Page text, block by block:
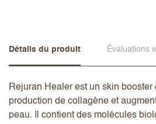
Détails du produit Évaluations
Rejuran Healer est un skin booster
production de collagène et
peau. Il contient des molécules